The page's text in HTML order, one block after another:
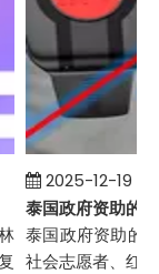
2025-12-19
泰国政府资助的
社会志愿者、红十